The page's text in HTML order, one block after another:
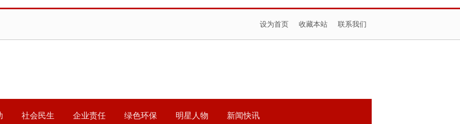
设为首页 收藏本站 联系我们
社会民生 企业责任 绿色环保 明星人物 新闻快讯